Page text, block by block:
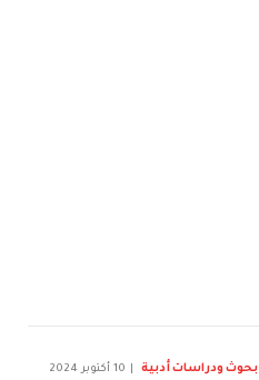
بحوث ودراسات أدبية 10 أكتوبر 2024